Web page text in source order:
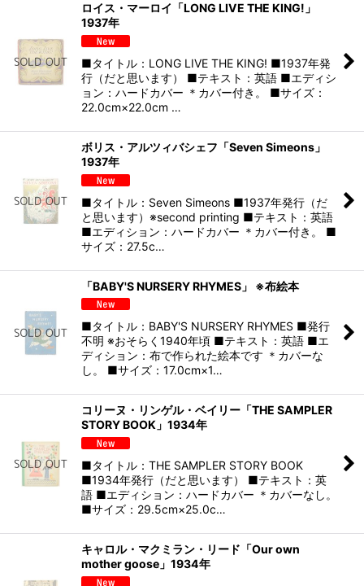
ロイス・マーロイ「LONG LIVE THE KING!」
1937年
■タイトル：LONG LIVE THE KING! ■1937年発
行（だと思います） ■テキスト：英語 ■エディシ
ョン：ハードカバー ＊カバー付き。 ■サイズ：
22.0cm×22.0cm …
ボリス・アルツィバシェフ「Seven Simeons」
1937年
■タイトル：Seven Simeons ■1937年発行（だ
と思います）※second printing ■テキスト：英語
■エディション：ハードカバー ＊カバー付き。 ■
サイズ：27.5c…
「BABY'S NURSERY RHYMES」 ※布絵本
■タイトル：BABY'S NURSERY RHYMES ■発行
不明 ※おそらく1940年頃 ■テキスト：英語 ■エ
ディション：布で作られた絵本です ＊カバーな
し。 ■サイズ：17.0cm×1…
コリーヌ・リンゲル・ベイリー「THE SAMPLER
STORY BOOK」1934年
■タイトル：THE SAMPLER STORY BOOK
■1934年発行（だと思います） ■テキスト：英
語 ■エディション：ハードカバー ＊カバーなし。
■サイズ：29.5cm×25.0c…
キャロル・マクミラン・リード「Our own
mother goose」1934年